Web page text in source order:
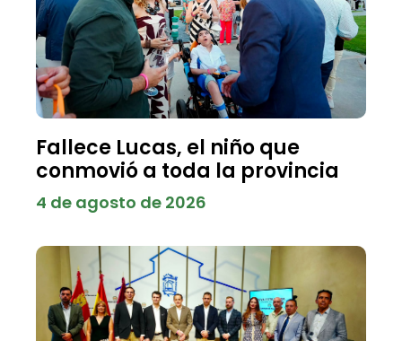
Fallece Lucas, el niño que
conmovió a toda la provincia
4 de agosto de 2026